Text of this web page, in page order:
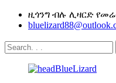
ዚጎንግ ብሉ ሊዛርድ